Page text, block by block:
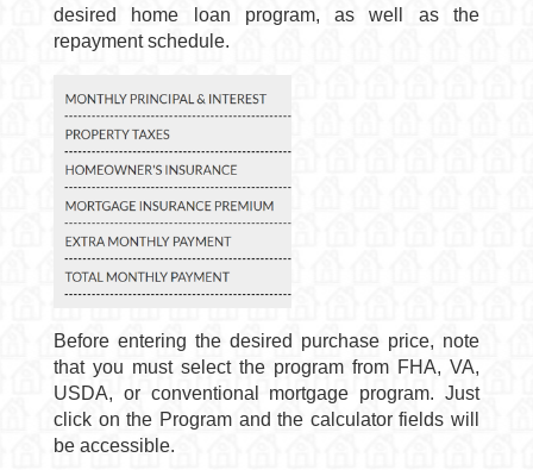
desired home loan program, as well as the
repayment schedule.
Before entering the desired purchase price, note
that you must select the program from FHA, VA,
USDA, or conventional mortgage program. Just
click on the Program and the calculator fields will
be accessible.